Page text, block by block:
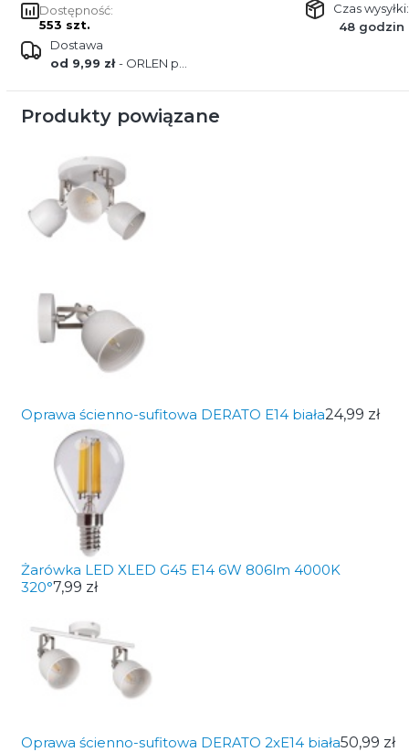
Dostępność:
553 szt.
Czas wysyłki:
48 godzin
Dostawa
od 9,99 zł- ORLEN paczka
Produkty powiązane
Oprawa ścienno-sufitowa DERATO E14 biała24,99 zł
Żarówka LED XLED G45 E14 6W 806lm 4000K
320°7,99 zł
Oprawa ścienno-sufitowa DERATO 2xE14 biała50,99 zł